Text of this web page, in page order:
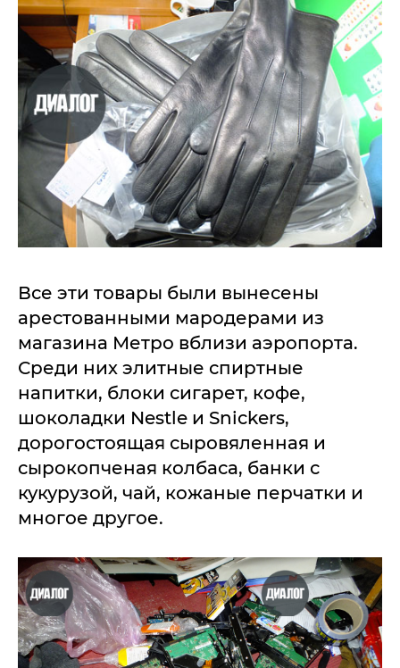
Все эти товары были вынесены
арестованными мародерами из
магазина Метро вблизи аэропорта.
Среди них элитные спиртные
напитки, блоки сигарет, кофе,
шоколадки Nestle и Snickers,
дорогостоящая сыровяленная и
сырокопченая колбаса, банки с
кукурузой, чай, кожаные перчатки и
многое другое.